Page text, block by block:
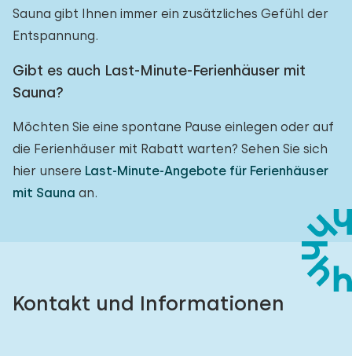
Sauna gibt Ihnen immer ein zusätzliches Gefühl der
Entspannung.
Gibt es auch Last-Minute-Ferienhäuser mit
Sauna?
Möchten Sie eine spontane Pause einlegen oder auf
die Ferienhäuser mit Rabatt warten? Sehen Sie sich
hier unsere Last-Minute-Angebote für Ferienhäuser
mit Sauna an.
Kontakt und Informationen